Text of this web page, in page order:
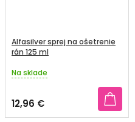
Alfasilver sprej na ošetrenie
rán 125 ml
Priemerné
produktu
je
Na sklade
12,96 €